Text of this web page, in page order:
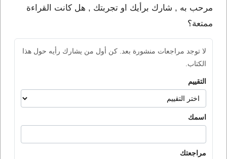
مرحب به , شارك برأيك او تجربتك , هل كانت القراءة
ممتعة؟
لا توجد مراجعات منشورة بعد. كن أول من يشارك رأيه حول هذا
الكتاب.
التقييم
اسمك
مراجعتك